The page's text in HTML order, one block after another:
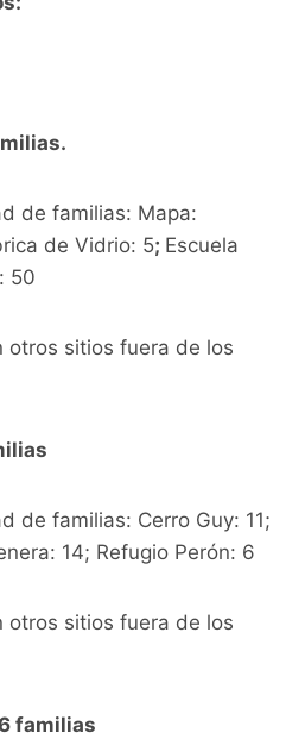
de familias: Mapa:
de Vidrio: 5; Escuela
50
otros sitios fuera de los
de familias: Cerro Guy: 11;
14; Refugio Perón: 6
otros sitios fuera de los
familias